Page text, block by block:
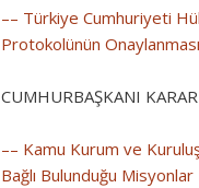
–– Türkiye Cumhuriyeti
Protokolünün
CUMHURBAŞKANI
–– Kamu Kurum ve
Bağlı Bulunduğu